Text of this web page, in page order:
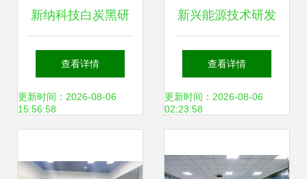
新纳科技白炭黑研
究院小试研发线试
验成功，助力新兴
查看详情
更新时间：2026-08-06
15:56:58
新兴能源技术研发
白手起家快速掘金
的环保逆行者
查看详情
更新时间：2026-08-06
02:23:58